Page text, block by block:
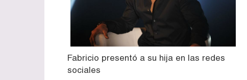
Fabricio presentó a su hija en las redes
sociales